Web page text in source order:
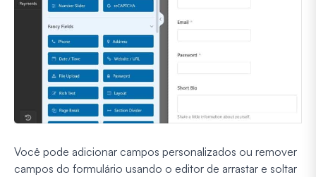
Você pode adicionar campos personalizados ou remover
campos do formulário usando o editor de arrastar e soltar